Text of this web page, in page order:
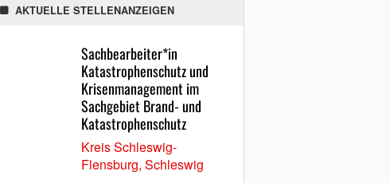
AKTUELLE STELLENANZEIGEN
Sachbearbeiter*in
Katastrophenschutz und
Krisenmanagement im
Sachgebiet Brand- und
Katastrophenschutz
Kreis Schleswig-
Flensburg, Schleswig